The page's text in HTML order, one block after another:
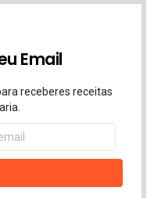
Email
receberes receitas